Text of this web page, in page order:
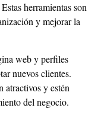
herramientas son
y mejorar la
web y perfiles
nuevos clientes.
atractivos y estén
del negocio.